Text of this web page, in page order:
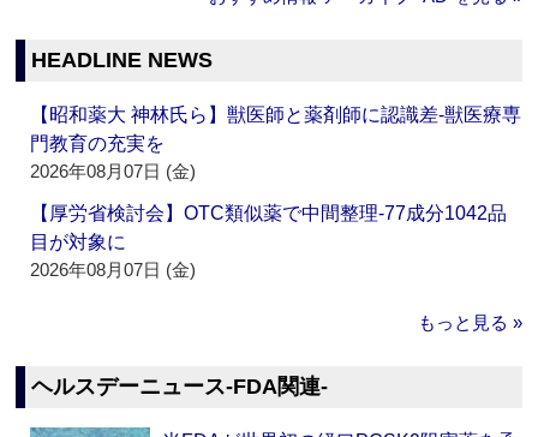
HEADLINE NEWS
【昭和薬大 神林氏ら】獣医師と薬剤師に認識差‐獣医療専
門教育の充実を
2026年08月07日 (金)
【厚労省検討会】OTC類似薬で中間整理‐77成分1042品
目が対象に
2026年08月07日 (金)
もっと見る »
ヘルスデーニュース‐FDA関連‐